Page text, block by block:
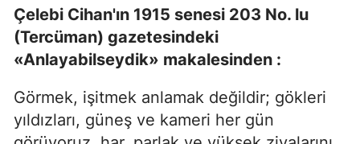
Çelebi Cihan'ın 1915 senesi 203 No. lu
(Tercüman) gazetesindeki
«Anlayabilseydik» makalesinden :
Görmek, işitmek anlamak değildir; gökleri
yıldızları, güneş ve kameri her gün